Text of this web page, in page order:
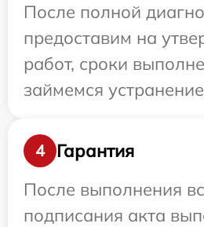
После полной
предоставим на
работ, сроки
займемся
4
Гарантия
После выполнения
подписания акта